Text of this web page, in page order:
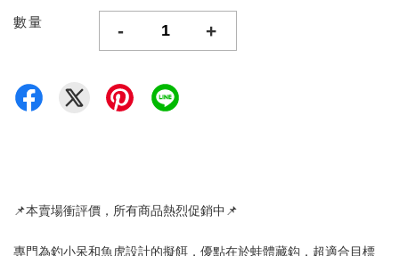
數量 - +
📌本賣場衝評價，所有商品熱烈促銷中📌
專門為釣小呆和魚虎設計的擬餌，優點在於蛙體藏鈎，超適合目標